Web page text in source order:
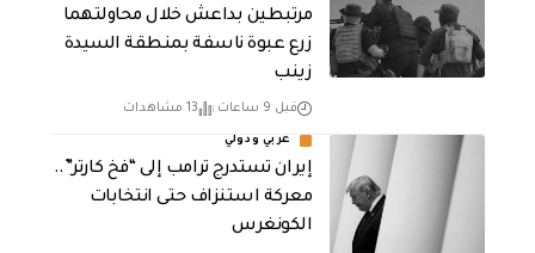
مرتبطين بداعش خلال محاولتهما
زرع عبوة ناسفة بمنطقة السيدة
زينب
قبل 9 ساعات 13 مشاهدات
عربي ودولي
إيران تستدرج ترامب إلى “فخ كارتر”..
معركة استنزاف حتى انتخابات
الكونغرس